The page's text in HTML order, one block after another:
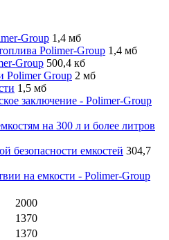
Group 1,4 мб
Polimer-Group 1,4 мб
Group 500,4 кб
Group 2 мб
1,5 мб
заключение - Polimer-Group
на 300 л и более литров
безопасности емкостей 304,7
на емкости - Polimer-Group
2000
1370
1370